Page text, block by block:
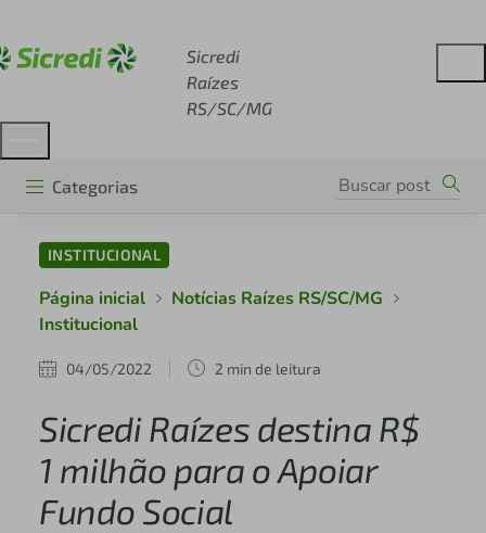
Sicredi
Raízes
RS/SC/MG
Categorias
INSTITUCIONAL
Página inicial
Notícias Raízes RS/SC/MG
Institucional
04/05/2022 2 min de leitura
Sicredi Raízes destina R$
1 milhão para o Apoiar
Fundo Social